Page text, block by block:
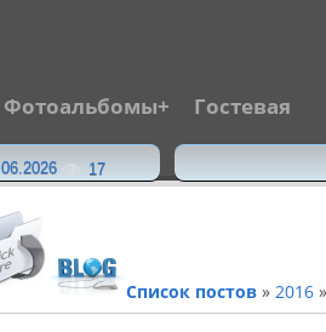
Фотоальбомы Гостевая
17 ·
Список постов» 2016 »